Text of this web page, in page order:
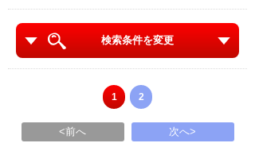
検索条件を変更
1 2
<前へ 次へ>